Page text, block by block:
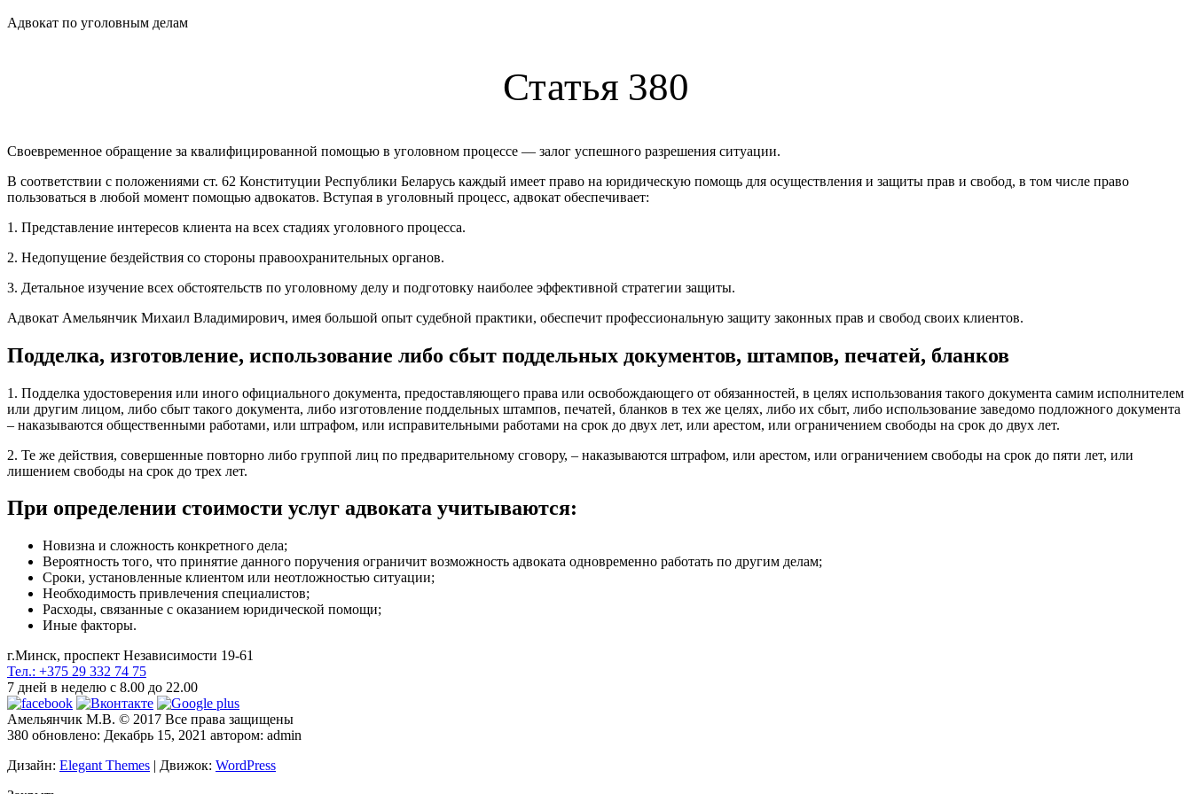
Адвокат по уголовным делам
Статья 380
Своевременное обращение за квалифицированной помощью в уголовном процессе — залог успешного разрешения ситуации.
В соответствии с положениями ст. 62 Конституции Республики Беларусь каждый имеет право на юридическую помощь для осуществления и защиты прав и свобод, в том числе право
пользоваться в любой момент помощью адвокатов. Вступая в уголовный процесс, адвокат обеспечивает:
1. Представление интересов клиента на всех стадиях уголовного процесса.
2. Недопущение бездействия со стороны правоохранительных органов.
3. Детальное изучение всех обстоятельств по уголовному делу и подготовку наиболее эффективной стратегии защиты.
Адвокат Амельянчик Михаил Владимирович, имея большой опыт судебной практики, обеспечит профессиональную защиту законных прав и свобод своих клиентов.
Подделка, изготовление, использование либо сбыт поддельных документов, штампов, печатей, бланков
1. Подделка удостоверения или иного официального документа, предоставляющего права или освобождающего от обязанностей, в целях использования такого документа самим исполнителем
или другим лицом, либо сбыт такого документа, либо изготовление поддельных штампов, печатей, бланков в тех же целях, либо их сбыт, либо использование заведомо подложного документа
– наказываются общественными работами, или штрафом, или исправительными работами на срок до двух лет, или арестом, или ограничением свободы на срок до двух лет.
2. Те же действия, совершенные повторно либо группой лиц по предварительному сговору, – наказываются штрафом, или арестом, или ограничением свободы на срок до пяти лет, или
лишением свободы на срок до трех лет.
При определении стоимости услуг адвоката учитываются:
Новизна и сложность конкретного дела;
Вероятность того, что принятие данного поручения ограничит возможность адвоката одновременно работать по другим делам;
Сроки, установленные клиентом или неотложностью ситуации;
Необходимость привлечения специалистов;
Расходы, связанные с оказанием юридической помощи;
Иные факторы.
г.Минск, проспект Независимости 19-61
Тел.: +375 29 332 74 75
7 дней в неделю с 8.00 до 22.00
Амельянчик М.В. © 2017 Все права защищены
380 обновлено: Декабрь 15, 2021 автором: admin
Дизайн: Elegant Themes | Движок: WordPress